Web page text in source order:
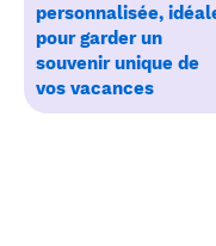
personnalisée,
pour garder un
souvenir unique de
vos vacances